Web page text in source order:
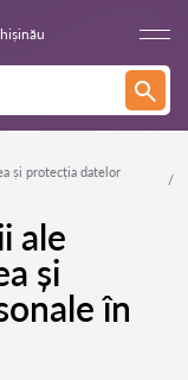
și protecția datelor
ale
și
în